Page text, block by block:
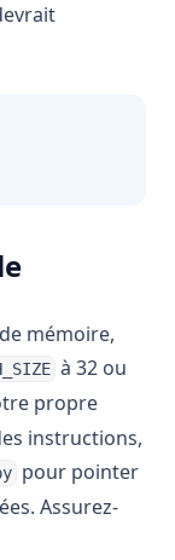
mémoire,
à 32 ou
propre
instructions,
pour pointer
Assurez-